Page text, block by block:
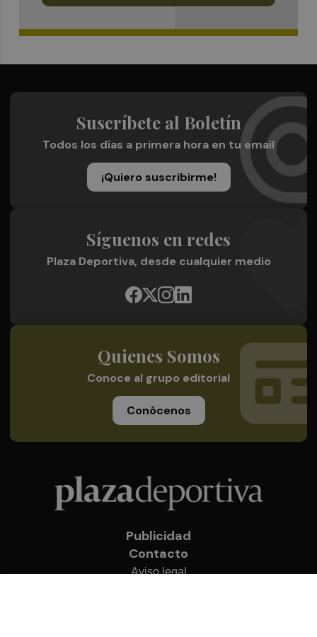
Suscríbete al Boletín
Todos los días a primera hora en tu email
¡Quiero suscribirme!
Síguenos en redes
Plaza Deportiva, desde cualquier medio
Quienes Somos
Conoce al grupo editorial
Conócenos
Publicidad
Contacto
Aviso legal